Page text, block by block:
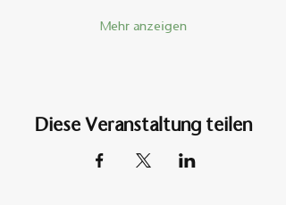
Mehr anzeigen
Diese Veranstaltung teilen